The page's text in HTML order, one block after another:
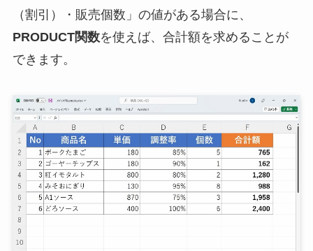
（割引）・販売個数」の値がある場合に、
PRODUCT関数を使えば、合計額を求めることが
できます。